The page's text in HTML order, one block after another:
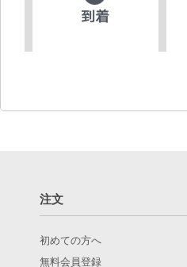
注文
初めての方へ
無料会員登録